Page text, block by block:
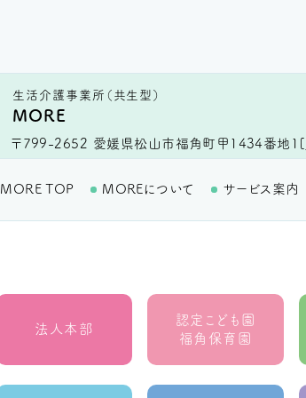
生活介護事業所（共生型）
MORE
〒799-2652 愛媛県松山市福角町甲1434番地1 [
MORE TOP MOREについて サービス案内
法人本部
認定こども園
福角保育園